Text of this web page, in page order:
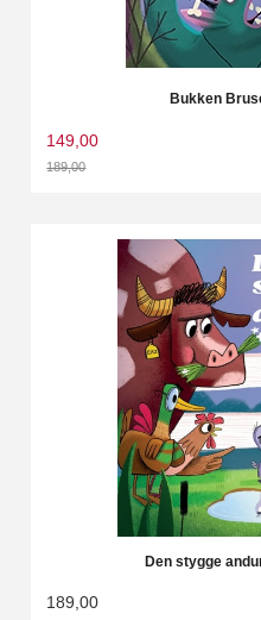
Bukken
149,00
189,00
Den stygge
189,00